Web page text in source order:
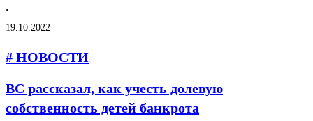
•
19.10.2022
# НОВОСТИ
ВС рассказал, как учесть долевую
собственность детей банкрота